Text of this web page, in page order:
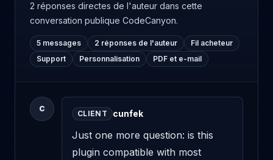
2 réponses directes de l'auteur dans cette
conversation publique CodeCanyon.
5 messages 2 réponses de l'auteur
Fil acheteur
Support
Personnalisation PDF et e-mail
C
CLIENT cunfek
Just one more question: is this
plugin compatible with most